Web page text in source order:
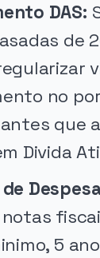
DAS:
de
no
que
Divida
5